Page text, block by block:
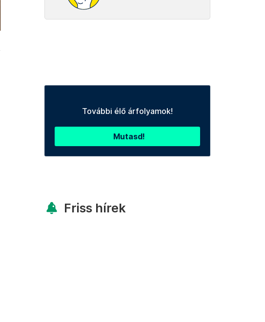
További élő árfolyamok!
Mutasd!
Friss hírek